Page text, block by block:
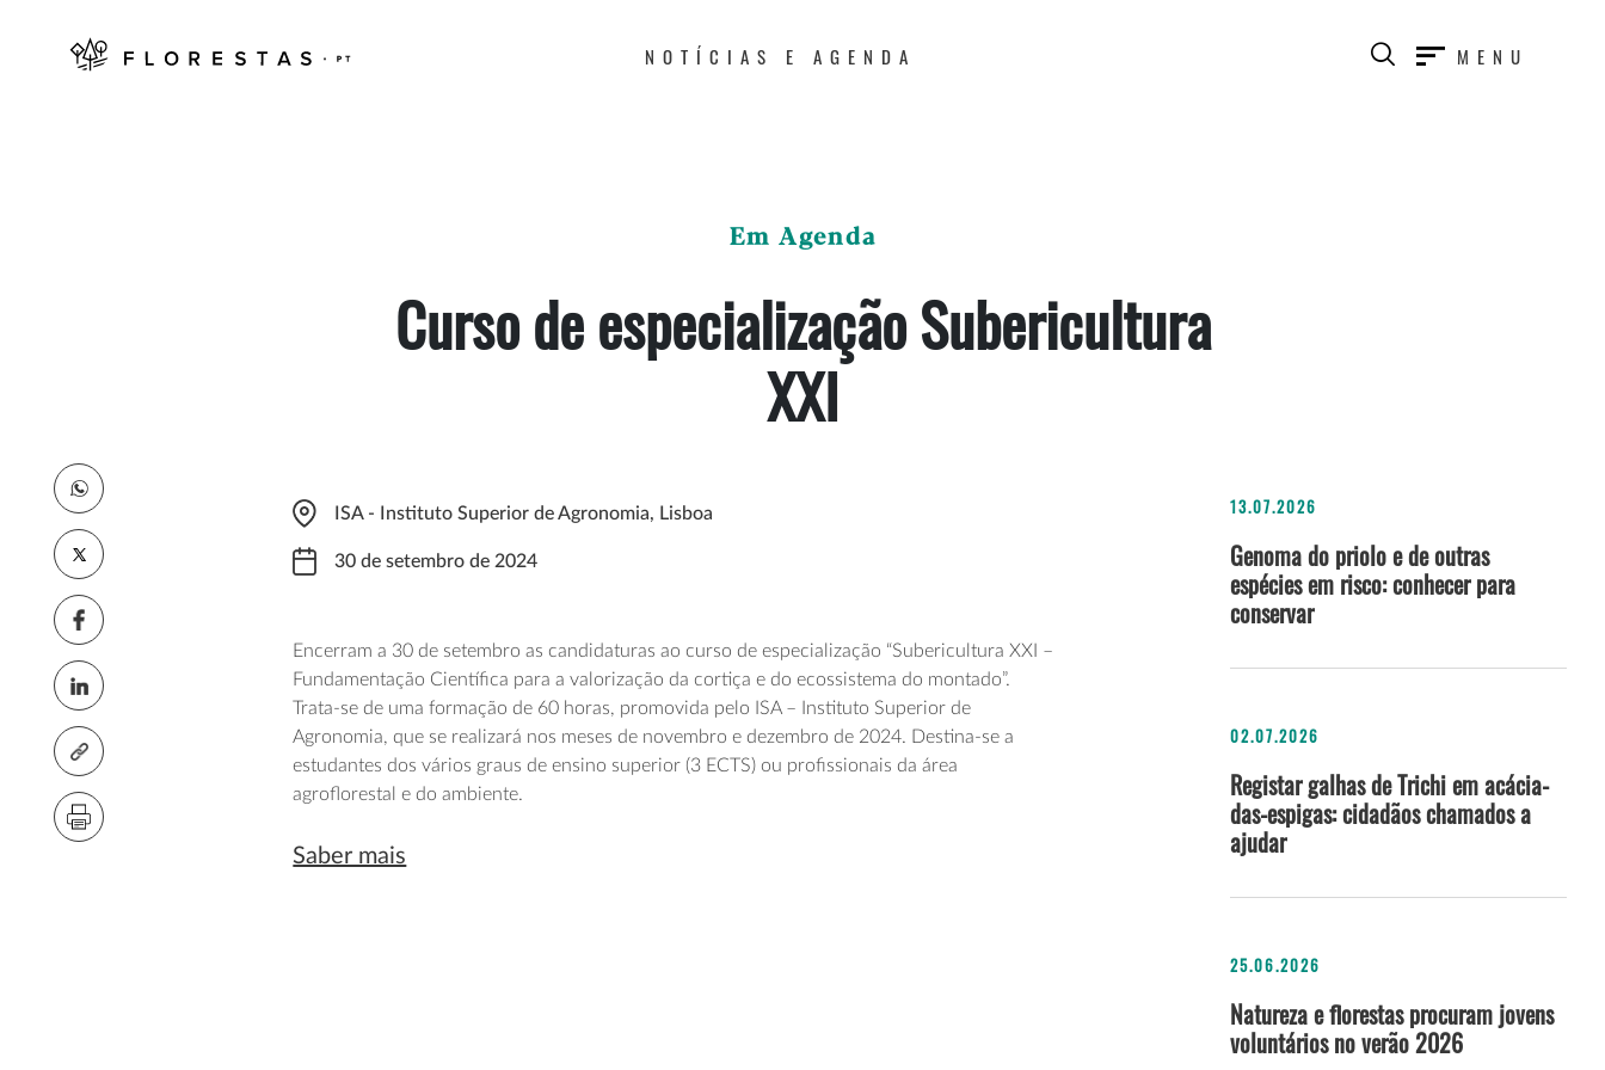
NOTÍCIAS E AGENDA MENU
Em Agenda
Curso de especialização Subericultura
XXI
ISA - Instituto Superior de Agronomia, Lisboa
30 de setembro de 2024
Encerram a 30 de setembro as candidaturas ao curso de especialização “Subericultura XXI –
Fundamentação Científica para a valorização da cortiça e do ecossistema do montado”.
Trata-se de uma formação de 60 horas, promovida pelo ISA – Instituto Superior de
Agronomia, que se realizará nos meses de novembro e dezembro de 2024. Destina-se a
estudantes dos vários graus de ensino superior (3 ECTS) ou profissionais da área
agroflorestal e do ambiente.
Saber mais
13.07.2026
Genoma do priolo e de outras
espécies em risco: conhecer para
conservar
02.07.2026
Registar galhas de Trichi em acácia-
das-espigas: cidadãos chamados a
ajudar
25.06.2026
Natureza e florestas procuram jovens
voluntários no verão 2026